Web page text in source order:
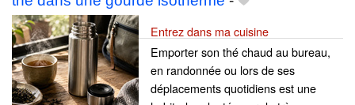
Entrez dans ma cuisine
Emporter son thé chaud au bureau,
en randonnée ou lors de ses
déplacements quotidiens est une